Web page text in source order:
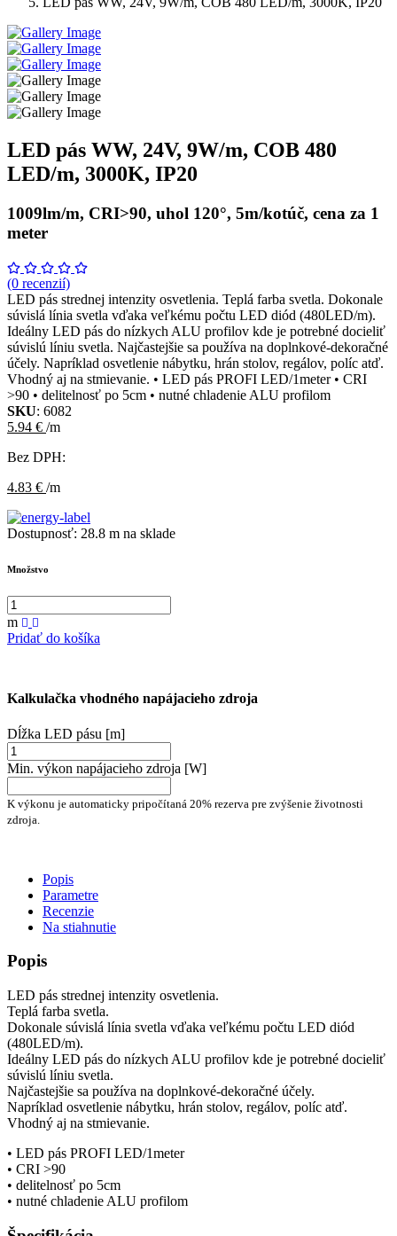
LED pás WW, 24V, 9W/m, COB 480
LED/m, 3000K, IP20
1009lm/m, CRI>90, uhol 120°, 5m/kotúč, cena za 1
meter
(0 recenzií)
LED pás strednej intenzity osvetlenia. Teplá farba svetla. Dokonale
súvislá línia svetla vďaka veľkému počtu LED diód (480LED/m).
Ideálny LED pás do nízkych ALU profilov kde je potrebné docieliť
súvislú líniu svetla. Najčastejšie sa používa na doplnkové-dekoračné
účely. Napríklad osvetlenie nábytku, hrán stolov, regálov, políc atď.
Vhodný aj na stmievanie. • LED pás PROFI LED/1meter • CRI
>90 • delitelnosť po 5cm • nutné chladenie ALU profilom
SKU: 6082
5.94 € /m
Bez DPH:
4.83 € /m
Dostupnosť: 28.8 m na sklade
Množstvo
m
Pridať do košíka
Kalkulačka vhodného napájacieho zdroja
Dĺžka LED pásu [m]
Min. výkon napájacieho zdroja [W]
K výkonu je automaticky pripočítaná 20% rezerva pre zvýšenie životnosti
zdroja.
Popis
Parametre
Recenzie
Na stiahnutie
Popis
LED pás strednej intenzity osvetlenia.
Teplá farba svetla.
Dokonale súvislá línia svetla vďaka veľkému počtu LED diód
(480LED/m).
Ideálny LED pás do nízkych ALU profilov kde je potrebné docieliť
súvislú líniu svetla.
Najčastejšie sa používa na doplnkové-dekoračné účely.
Napríklad osvetlenie nábytku, hrán stolov, regálov, políc atď.
Vhodný aj na stmievanie.
• LED pás PROFI LED/1meter
• CRI >90
• delitelnosť po 5cm
• nutné chladenie ALU profilom